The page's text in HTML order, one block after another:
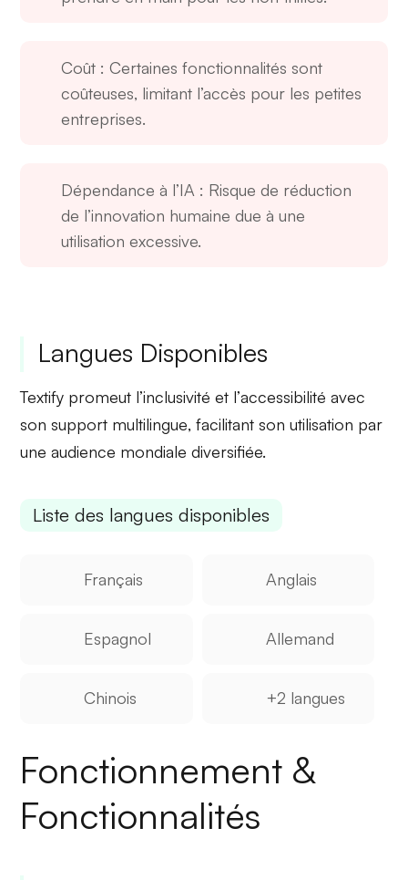
Coût : Certaines fonctionnalités sont
coûteuses, limitant l’accès pour les petites
entreprises.
Dépendance à l’IA : Risque de réduction
de l’innovation humaine due à une
utilisation excessive.
Langues Disponibles
Textify promeut l’inclusivité et l’accessibilité avec
sonsupport multilingue, facilitant son utilisation par
une audience mondiale diversifiée.
Liste des langues disponibles
Français Anglais
Espagnol Allemand
Chinois +2 langues
Fonctionnement &
Fonctionnalités